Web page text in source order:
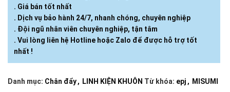
. Giá bán tốt nhất
. Dịch vụ bảo hành 24/7, nhanh chóng, chuyên nghiệp
. Đội ngũ nhân viên chuyên nghiệp, tận tâm
. Vui lòng liên hệ Hotline hoặc Zalo để được hỗ trợ tốt
nhất !
Danh mục: Chân đẩy, LINH KIỆN KHUÔN Từ khóa: epj , MISUMI